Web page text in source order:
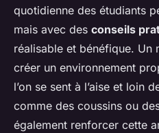
quotidienne des étudiants
mais avec des conseils
réalisable et bénéfique. Un
créer un environnement
l’on se sent à l’aise et loin
comme des coussins ou
également renforcer cette